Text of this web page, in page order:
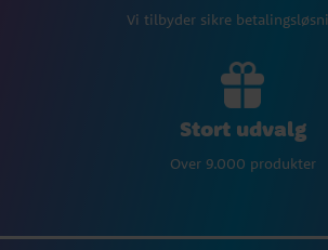
Vi tilbyder sikre
Stort udvalg
Over 9.000 produkter